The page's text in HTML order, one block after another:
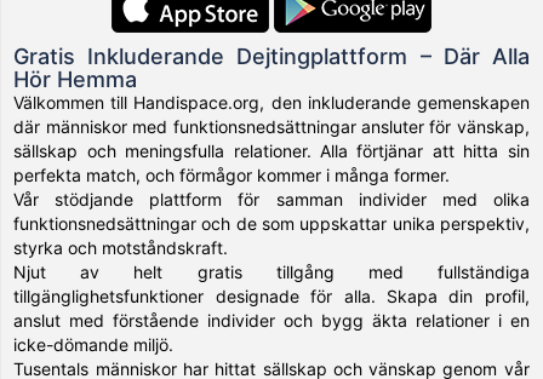
Gratis Inkluderande Dejtingplattform – Där Alla
Hör Hemma
Välkommen till Handispace.org, den inkluderande gemenskapen
där människor med funktionsnedsättningar ansluter för vänskap,
sällskap och meningsfulla relationer. Alla förtjänar att hitta sin
perfekta match, och förmågor kommer i många former.
Vår stödjande plattform för samman individer med olika
funktionsnedsättningar och de som uppskattar unika perspektiv,
styrka och motståndskraft.
Njut av helt gratis tillgång med fullständiga
tillgänglighetsfunktioner designade för alla. Skapa din profil,
anslut med förstående individer och bygg äkta relationer i en
icke-dömande miljö.
Tusentals människor har hittat sällskap och vänskap genom vår